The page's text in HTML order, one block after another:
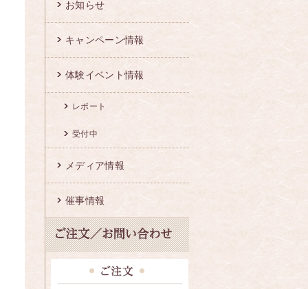
お知らせ
キャンペーン情報
体験イベント情報
レポート
受付中
メディア情報
催事情報